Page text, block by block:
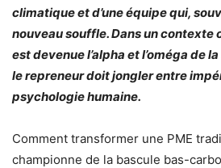
climatique et d’une équipe qui,
nouveau souffle. Dans un contexte
est devenue l’alpha et l’oméga de
le repreneur doit jongler entre
psychologie humaine.
Comment transformer une PME
championne de la bascule bas-